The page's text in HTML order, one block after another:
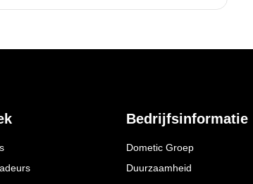
Bedrijfsinformatie
Dometic Groep
Duurzaamheid